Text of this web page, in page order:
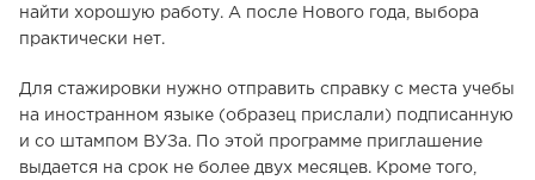
найти хорошую работу. А после Нового года, выбора
практически нет.
Для стажировки нужно отправить справку с места учебы
на иностранном языке (образец прислали) подписанную
и со штампом ВУЗа. По этой программе приглашение
выдается на срок не более двух месяцев. Кроме того,